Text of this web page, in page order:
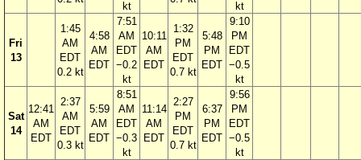
kt kt
Fri
13
1:45
AM
EDT
0.2 kt
4:58
AM
EDT
7:51
AM
EDT
−0.2
kt
10:11
AM
EDT
1:32
PM
EDT
0.7 kt
5:48
PM
EDT
9:10
PM
EDT
−0.5
kt
Sat
14
12:41
AM
EDT
2:37
AM
EDT
0.3 kt
5:59
AM
EDT
8:51
AM
EDT
−0.3
kt
11:14
AM
EDT
2:27
PM
EDT
0.7 kt
6:37
PM
EDT
9:56
PM
EDT
−0.5
kt